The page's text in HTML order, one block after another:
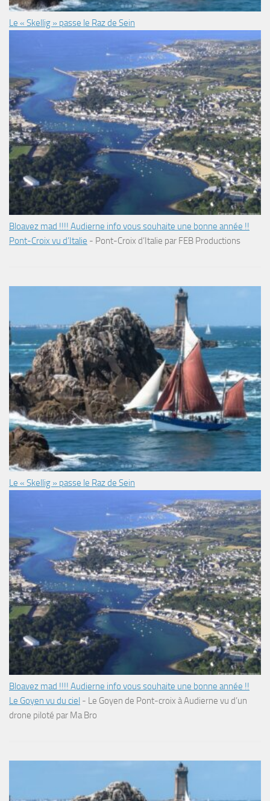
Le « Skellig » passe le Raz de Sein
Bloavez mad !!!! Audierne info vous souhaite une bonne année !!
Pont-Croix vu d’Italie - Pont-Croix d’Italie par FEB Productions
Le « Skellig » passe le Raz de Sein
Bloavez mad !!!! Audierne info vous souhaite une bonne année !!
Le Goyen vu du ciel - Le Goyen de Pont-croix à Audierne vu d’un
drone piloté par Ma Bro